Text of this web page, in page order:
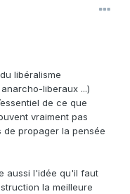
libéralisme
liberaux ...)
de ce que
vraiment pas
propager la pensée
aussi l'idée qu'il faut
la meilleure